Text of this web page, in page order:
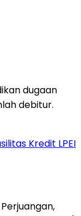
Kredit LPEI